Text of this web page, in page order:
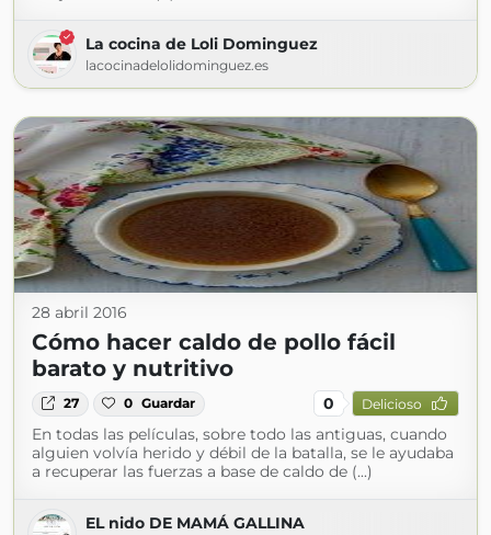
La cocina de Loli Dominguez
lacocinadelolidominguez.es
28 abril 2016
Cómo hacer caldo de pollo fácil
barato y nutritivo
27 0 Guardar 0 Delicioso
En todas las películas, sobre todo las antiguas, cuando
alguien volvía herido y débil de la batalla, se le ayudaba
a recuperar las fuerzas a base de caldo de (...)
EL nido DE MAMÁ GALLINA